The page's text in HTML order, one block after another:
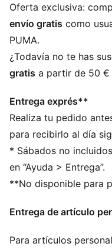
Producto fabricado
materiales reciclados
DETALLES
Gorro beanie con
Tejido de felpa
delantera
Ícono PUMA Cat
Oferta exclusiva:
envío gratis como
PUMA.
¿Todavía no te has
gratis a partir de 50 €
Entrega exprés**
Realiza tu pedido
para recibirlo al día
* Sábados no
en “Ayuda > Entrega”.
**No disponible para
Entrega de artículo
Para artículos